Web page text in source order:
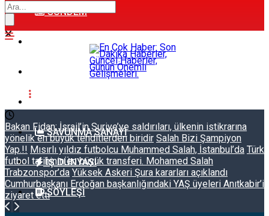
GÜNDEM
SAVUNMA SANAYI
İŞ DÜNYASI
SÖYLEŞI
Bakan Fidan: İsrail’in Suriye’ye saldırıları, ülkenin istikrarına
yönelik en büyük tehditlerden biridir Salah Bizi Şampiyon
Yap.!! Mısırlı yıldız futbolcu Muhammed Salah, İstanbul’da Türk
futbol tarihinin en büyük transferi. Mohamed Salah
Trabzonspor’da Yüksek Askeri Şura kararları açıklandı
Cumhurbaşkanı Erdoğan başkanlığındaki YAŞ üyeleri Anıtkabir’i
ziyaret etti